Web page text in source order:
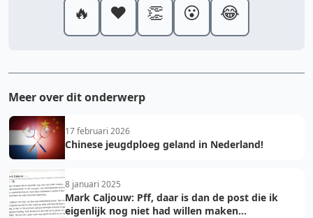
🔥 ❤️ 👏 😮 😂
Meer over dit onderwerp
17 februari 2026
Chinese jeugdploeg geland in Nederland!
8 januari 2025
Mark Caljouw: Pff, daar is dan de post die ik
eigenlijk nog niet had willen maken...